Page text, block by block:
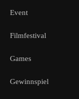
Event
Filmfestival
Games
Gewinnspiel